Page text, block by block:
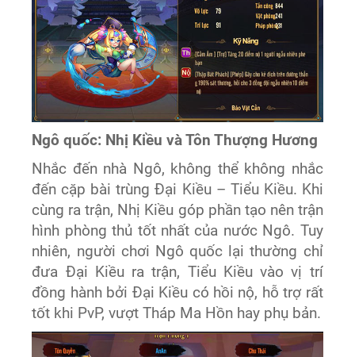
Ngô quốc: Nhị Kiều và Tôn Thượng Hương
Nhắc đến nhà Ngô, không thể không nhắc
đến cặp bài trùng Đại Kiều – Tiểu Kiều. Khi
cùng ra trận, Nhị Kiều góp phần tạo nên trận
hình phòng thủ tốt nhất của nước Ngô. Tuy
nhiên, người chơi Ngô quốc lại thường chỉ
đưa Đại Kiều ra trận, Tiểu Kiều vào vị trí
đồng hành bởi Đại Kiều có hồi nộ, hỗ trợ rất
tốt khi PvP, vượt Tháp Ma Hồn hay phụ bản.